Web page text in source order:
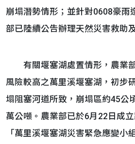
崩塌潛勢情形；並針對0608豪雨
部已陸續公告辦理天然災害救助
有關堰塞湖處置情形，農業
風險較高之萬里溪堰塞湖，初步
塌阻塞河道所致，崩塌區約45公
萬公噸。農業部已於6月22日成
「萬里溪堰塞湖災害緊急應變小